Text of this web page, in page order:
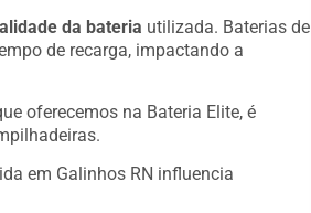
da bateria utilizada. Baterias de
de recarga, impactando a
oferecemos na Bateria Elite, é
em Galinhos RN influencia